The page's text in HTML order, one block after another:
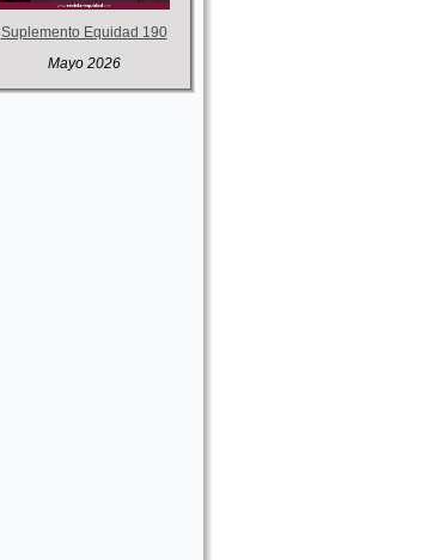
Suplemento Equidad 190
Mayo 2026